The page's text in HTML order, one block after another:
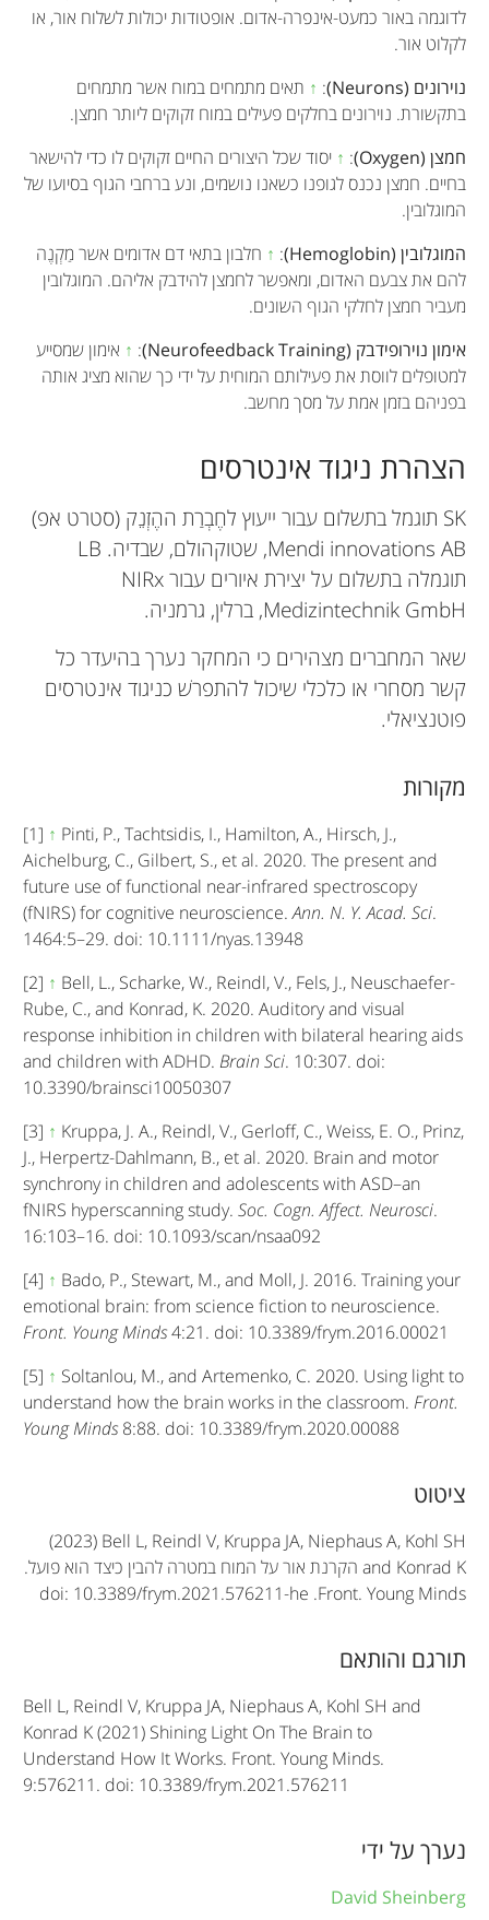
לדוגמה באור כמעט-אינפרה-אדום. אופטודות יכולות לשלוח אור, או
לקלוט אור.
נוירונים (Neurons)
:
↑ תאים מתמחים במוח אשר מתמחים
בתקשורת. נוירונים בחלקים פעילים במוח זקוקים ליותר חמצן.
חמצן (Oxygen)
:
↑ יסוד שכל היצורים החיים זקוקים לו כדי להישאר
בחיים. חמצן נכנס לגופנו כשאנו נושמים, ונע ברחבי הגוף בסיועו של
המוגלובין.
המוגלובין (Hemoglobin)
:
↑ חלבון בתאי דם אדומים אשר מַקְנֶה
להם את צבעם האדום, ומאפשר לחמצן להידבק אליהם. המוגלובין
מעביר חמצן לחלקי הגוף השונים.
אימון נוירופידבק (Neurofeedback Training)
:
↑ אימון שמסייע
למטופלים לווסת את פעילותם המוחית על ידי כך שהוא מציג אותה
בפניהם בזמן אמת על מסך מחשב.
הצהרת ניגוד אינטרסים
SK תוגמל בתשלום עבור ייעוץ לחֶבְרַת ההֶזְנֵק (סטרט אפ)
Mendi innovations AB, שטוקהולם, שבדיה. LB
תוגמלה בתשלום על יצירת איורים עבור NIRx
Medizintechnik GmbH, ברלין, גרמניה.
שאר המחברים מצהירים כי המחקר נערך בהיעדר כל
קשר מסחרי או כלכלי שיכול להתפרשׁ כניגוד אינטרסים
פוטנציאלי.
מקורות
[1] ↑ Pinti, P., Tachtsidis, I., Hamilton, A., Hirsch, J.,
Aichelburg, C., Gilbert, S., et al. 2020. The present and
future use of functional near-infrared spectroscopy
(fNIRS) for cognitive neuroscience.Ann. N. Y. Acad. Sci.
1464:5–29. doi: 10.1111/nyas.13948
[2] ↑ Bell, L., Scharke, W., Reindl, V., Fels, J., Neuschaefer-
Rube, C., and Konrad, K. 2020. Auditory and visual
response inhibition in children with bilateral hearing aids
and children with ADHD.Brain Sci. 10:307. doi:
10.3390/brainsci10050307
[3] ↑ Kruppa, J. A., Reindl, V., Gerloff, C., Weiss, E. O., Prinz,
J., Herpertz-Dahlmann, B., et al. 2020. Brain and motor
synchrony in children and adolescents with ASD–an
fNIRS hyperscanning study.Soc. Cogn. Affect. Neurosci.
16:103–16. doi: 10.1093/scan/nsaa092
[4] ↑ Bado, P., Stewart, M., and Moll, J. 2016. Training your
emotional brain: from science fiction to neuroscience.
Front. Young Minds4:21. doi: 10.3389/frym.2016.00021
[5] ↑ Soltanlou, M., and Artemenko, C. 2020. Using light to
understand how the brain works in the classroom.Front.
Young Minds8:88. doi: 10.3389/frym.2020.00088
A
r
t
i
c
f
o
ציטוט
(2023) Bell L, Reindl V, Kruppa JA, Niephaus A, Kohl SH
and Konrad Kהקרנת אור על המוח במטרה להבין כיצד הוא פועל.
Front. Young Minds
.
doi: 10.3389/frym.2021.576211-he
תורגם והותאם
Bell L, Reindl V, Kruppa JA, Niephaus A, Kohl SH and
Konrad K (2021) Shining Light On The Brain to
Understand How It Works. Front. Young Minds.
9:576211. doi: 10.3389/frym.2021.576211
נערך על ידי
David Sheinberg